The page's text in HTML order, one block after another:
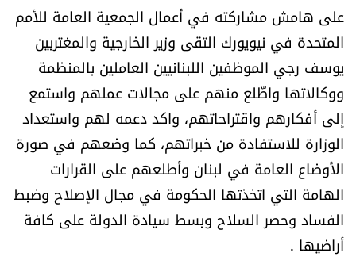
كتّابنا
تحت المجهر
آراء
اقتصاد
العالم
على هامش مشاركته في أعمال الجمعية العامة للأمم
المتحدة في نيويورك التقى وزير الخارجية والمغتربين
يوسف رجي الموظفين اللبنانيين العاملين بالمنظمة
ووكالاتها واطّلع منهم على مجالات عملهم واستمع
إلى أفكارهم واقتراحاتهم، واكد دعمه لهم واستعداد
الوزارة للاستفادة من خبراتهم، كما وضعهم في صورة
الأوضاع العامة في لبنان وأطلعهم على القرارات
الهامة التي اتخذتها الحكومة في مجال الإصلاح وضبط
الفساد وحصر السلاح وبسط سيادة الدولة على كافة
أراضيها .